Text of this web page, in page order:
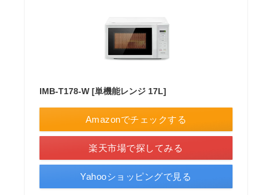
IMB-T178-W [単機能レンジ 17L]
Amazonでチェックする
楽天市場で探してみる
Yahooショッピングで見る